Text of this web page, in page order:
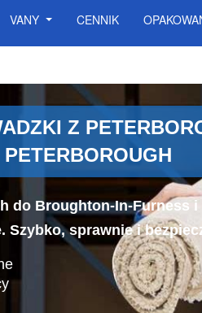
VANY CENNIK
Z
do Broughton-In-Furness
Szybko, sprawnie i